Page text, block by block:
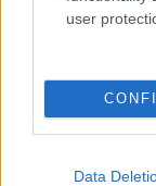
user
Data
Drop Of